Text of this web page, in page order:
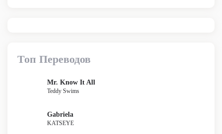
Топ Переводов
Mr. Know It All
Teddy Swims
Gabriela
KATSEYE